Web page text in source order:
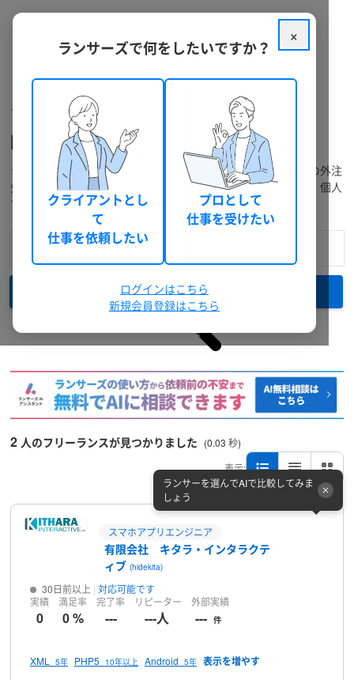
クラウドソーシング ランサーズ フリーランスを探す
MariaDBのフリーランスを探す
ランサーズには、経験豊富なフリーランスが多数在籍。プロの外注
先に発注・仕事依頼をしたい方は料金や実績で検索できます。個人
で仕事を受注したい方には無料登録がおすすめです。
詳細検索
2 人のフリーランスが見つかりました (0.03 秒)
表示:
スマホアプリエンジニア
有限会社 キタラ・インタラクテ
ィブ(hidekita)
ランサーを選んでAIで比較してみま
しょう
30日前以上
対応可能です
実績
0
満足率
0 %
完了率
---
リピーター
---人
外部実績
--- 件
XML 5年 PHP5 10年以上 Android 5年
×
ランサーズで何をしたいですか？
クライアントとし
て
仕事を依頼したい
プロとして
仕事を受けたい
ログインはこちら
新規会員登録はこちら